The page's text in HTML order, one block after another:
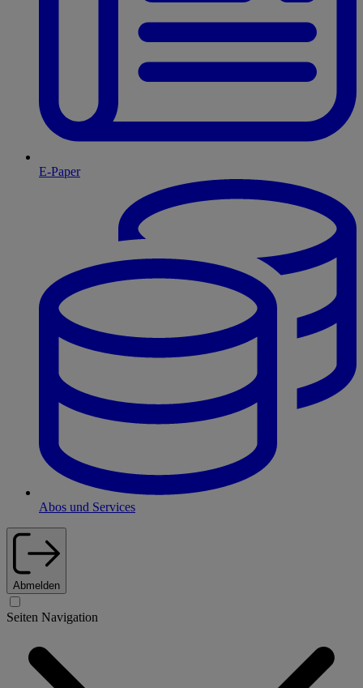
E-Paper
Abos und Services
Abmelden
Seiten Navigation